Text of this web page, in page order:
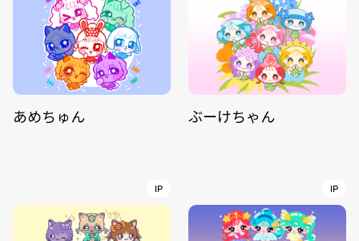
あめちゅん ぶーけちゃん
IP IP